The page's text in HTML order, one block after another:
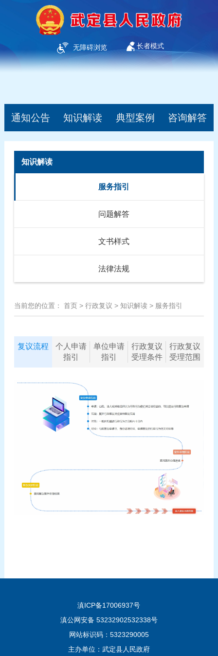
无障碍浏览 长者模式
通知公告 知识解读 典型案例 咨询解答
知识解读
服务指引
问题解答
文书样式
法律法规
当前您的位置： 首页 > 行政复议 > 知识解读 > 服务指引
复议流程
个人申请
指引
单位申请
指引
行政复议
受理条件
行政复议
受理范围
滇ICP备17006937号
滇公网安备 53232902532338号
网站标识码：5323290005
主办单位：武定县人民政府